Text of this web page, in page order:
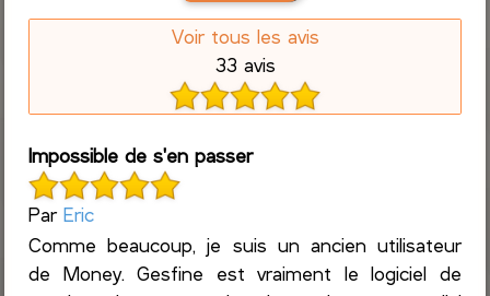
Voir tous les avis
33 avis
Impossible de s'en passer
ParEric
Comme beaucoup, je suis un ancien utilisateur
de Money. Gesfine est vraiment le logiciel de